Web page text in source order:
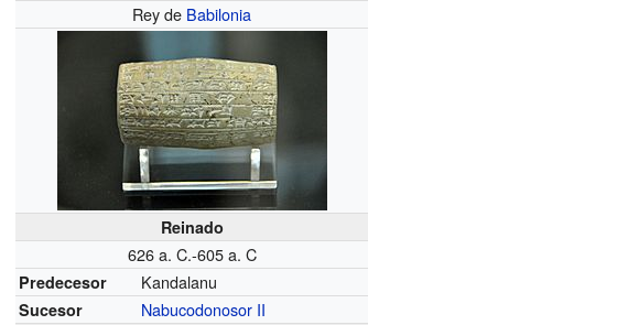
Rey de Babilonia
Reinado
626 a. C.-605 a. C
Predecesor Kandalanu
Sucesor Nabucodonosor II